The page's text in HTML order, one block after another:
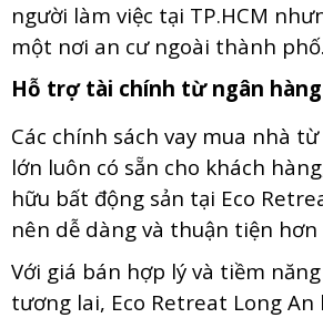
người làm việc tại TP.HCM
một nơi an cư ngoài thành phố.
Hỗ trợ tài chính từ ngân hàng
Các chính sách vay mua nhà
lớn luôn có sẵn cho khách
hữu bất động sản tại Eco
nên dễ dàng và thuận tiện hơn
Với giá bán hợp lý và tiềm
tương lai, Eco Retreat Long